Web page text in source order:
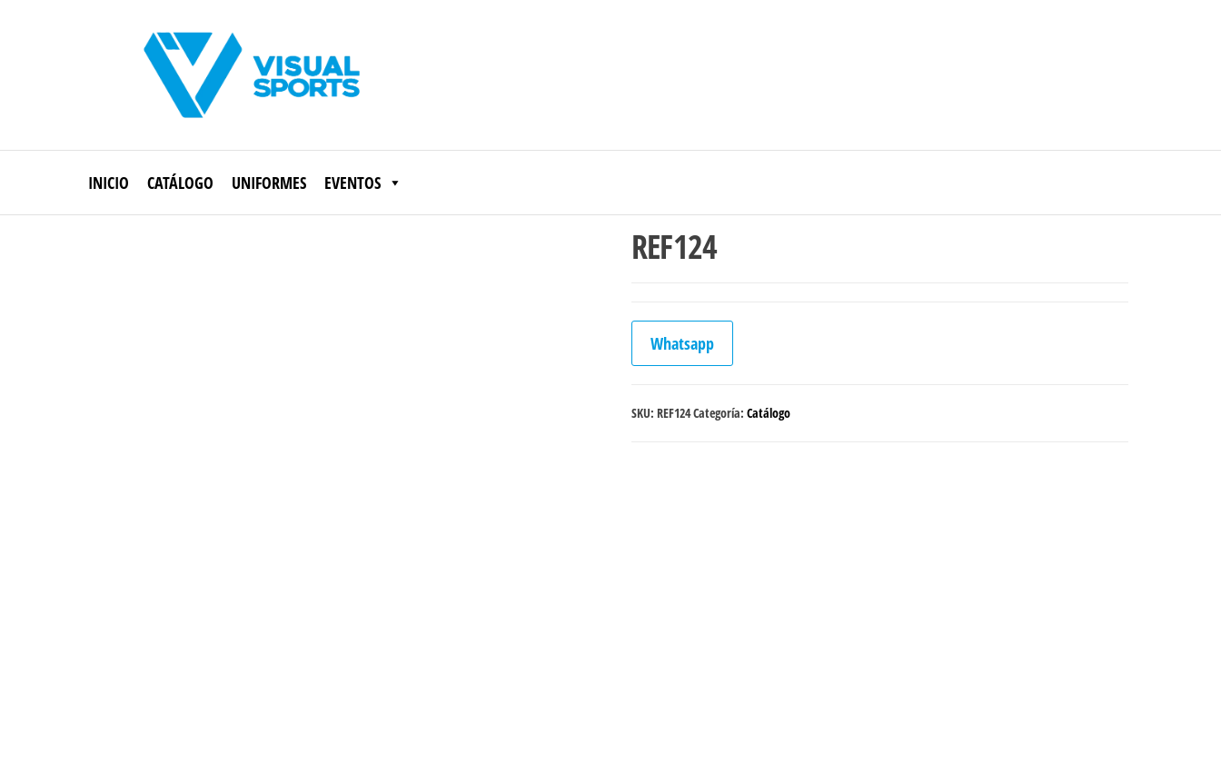
INICIO CATÁLOGO UNIFORMES EVENTOS
REF124
Whatsapp
SKU: REF124Categoría: Catálogo